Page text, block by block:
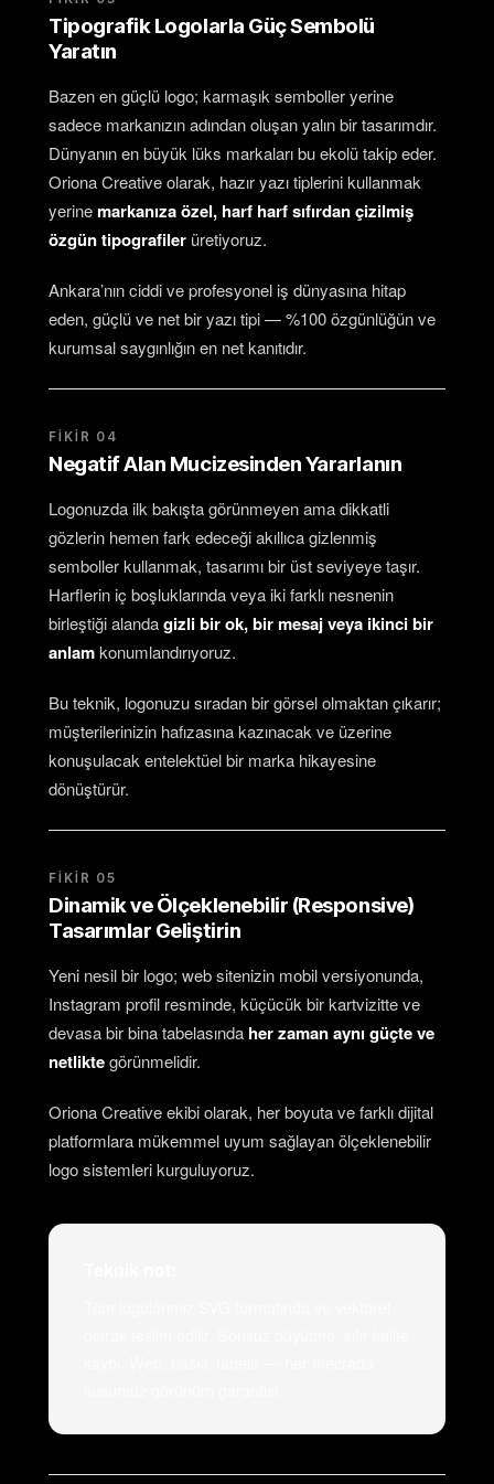
Tipografik Logolarla Güç Sembolü
Yaratın
Bazen en güçlü logo; karmaşık semboller yerine
sadece markanızın adından oluşan yalın bir tasarımdır.
Dünyanın en büyük lüks markaları bu ekolü takip eder.
Oriona Creative olarak, hazır yazı tiplerini kullanmak
yerinemarkanıza özel, harf harf sıfırdan çizilmiş
özgün tipografiler üretiyoruz.
Ankara’nın ciddi ve profesyonel iş dünyasına hitap
eden, güçlü ve net bir yazı tipi — %100 özgünlüğün ve
kurumsal saygınlığın en net kanıtıdır.
FIKIR 04
Negatif Alan Mucizesinden Yararlanın
Logonuzda ilk bakışta görünmeyen ama dikkatli
gözlerin hemen fark edeceği akıllıca gizlenmiş
semboller kullanmak, tasarımı bir üst seviyeye taşır.
Harflerin iç boşluklarında veya iki farklı nesnenin
birleştiği alandagizli bir ok, bir mesaj veya ikinci bir
anlamkonumlandırıyoruz.
Bu teknik, logonuzu sıradan bir görsel olmaktan çıkarır;
müşterilerinizin hafızasına kazınacak ve üzerine
konuşulacak entelektüel bir marka hikayesine
dönüştürür.
FIKIR 05
Dinamik ve Ölçeklenebilir (Responsive)
Tasarımlar Geliştirin
Yeni nesil bir logo; web sitenizin mobil versiyonunda,
Instagram profil resminde, küçücük bir kartvizitte ve
devasa bir bina tabelasında her zaman aynı güçte ve
netliktegörünmelidir.
Oriona Creative ekibi olarak, her boyuta ve farklı dijital
platformlara mükemmel uyum sağlayan ölçeklenebilir
logo sistemleri kurguluyoruz.